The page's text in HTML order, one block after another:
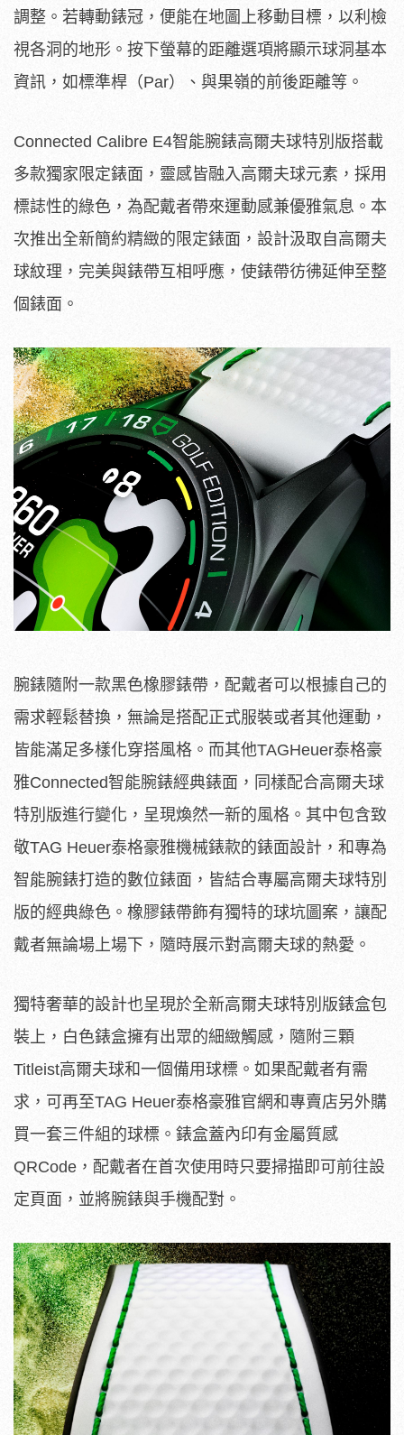
調整。若轉動錶冠，便能在地圖上移動目標，以利檢
視各洞的地形。按下螢幕的距離選項將顯示球洞基本
資訊，如標準桿（Par）、與果嶺的前後距離等。
Connected Calibre E4智能腕錶高爾夫球特別版搭載
多款獨家限定錶面，靈感皆融入高爾夫球元素，採用
標誌性的綠色，為配戴者帶來運動感兼優雅氣息。本
次推出全新簡約精緻的限定錶面，設計汲取自高爾夫
球紋理，完美與錶帶互相呼應，使錶帶彷彿延伸至整
個錶面。
腕錶隨附一款黑色橡膠錶帶，配戴者可以根據自己的
需求輕鬆替換，無論是搭配正式服裝或者其他運動，
皆能滿足多樣化穿搭風格。而其他TAGHeuer泰格豪
雅Connected智能腕錶經典錶面，同樣配合高爾夫球
特別版進行變化，呈現煥然一新的風格。其中包含致
敬TAG Heuer泰格豪雅機械錶款的錶面設計，和專為
智能腕錶打造的數位錶面，皆結合專屬高爾夫球特別
版的經典綠色。橡膠錶帶飾有獨特的球坑圖案，讓配
戴者無論場上場下，隨時展示對高爾夫球的熱愛。
獨特奢華的設計也呈現於全新高爾夫球特別版錶盒包
裝上，白色錶盒擁有出眾的細緻觸感，隨附三顆
Titleist高爾夫球和一個備用球標。如果配戴者有需
求，可再至TAG Heuer泰格豪雅官網和專賣店另外購
買一套三件組的球標。錶盒蓋內印有金屬質感
QRCode，配戴者在首次使用時只要掃描即可前往設
定頁面，並將腕錶與手機配對。